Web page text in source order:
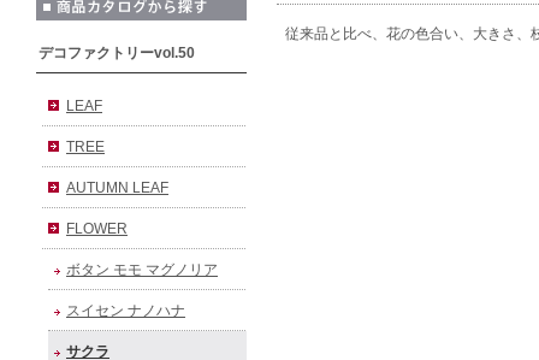
デコファクトリーvol.50
LEAF
TREE
AUTUMN LEAF
FLOWER
ボタン モモ マグノリア
スイセン ナノハナ
サクラ
従来品と比べ、花の色合い、大きさ、